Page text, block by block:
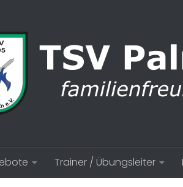
Trainer / Übungsleiter